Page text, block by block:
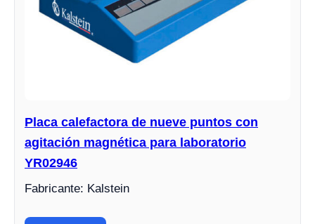
Placa calefactora de nueve puntos con
agitación magnética para laboratorio
YR02946
Fabricante: Kalstein